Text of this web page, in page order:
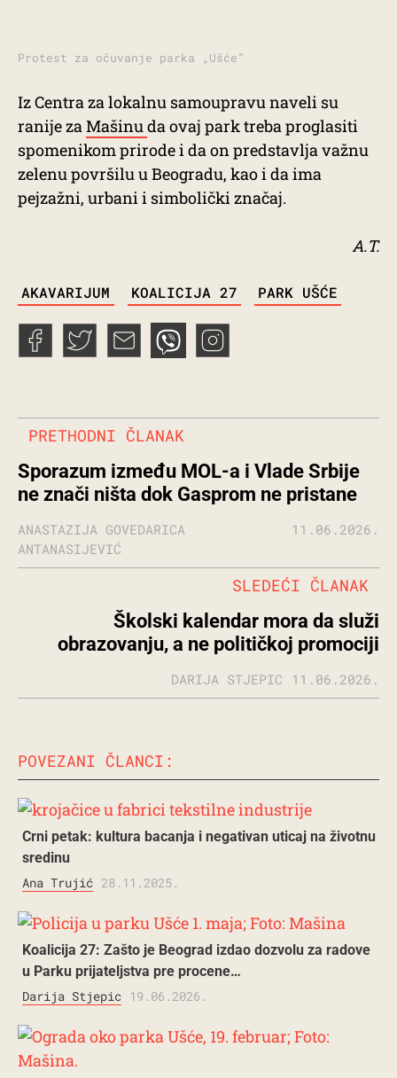
Protest za očuvanje parka „Ušće”
Iz Centra za lokalnu samoupravu naveli su
ranije zaMašinuda ovaj park treba proglasiti
spomenikom prirode i da on predstavlja važnu
zelenu površilu u Beogradu, kao i da ima
pejzažni, urbani i simbolički značaj.
A.T.
AKAVARIJUM KOALICIJA 27 PARK UŠĆE
PRETHODNI ČLANAK
Sporazum između MOL-a i Vlade Srbije
ne znači ništa dok Gasprom ne pristane
ANASTAZIJA GOVEDARICA
ANTANASIJEVIĆ
11.06.2026.
Školski kalendar mora da služi
obrazovanju, a ne političkoj promociji
SLEDEĆI ČLANAK
DARIJA STJEPIC 11.06.2026.
POVEZANI ČLANCI:
Crni petak: kultura bacanja i negativan uticaj na životnu
sredinu
Ana Trujić 28.11.2025.
Koalicija 27: Zašto je Beograd izdao dozvolu za radove
u Parku prijateljstva pre procene…
Darija Stjepic 19.06.2026.